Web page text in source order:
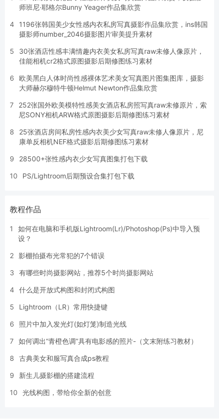
师班尼·耶格尔Bunny Yeager作品集欣赏
4
1196张韩国美少女性感内衣私房写真摄影作品集欣赏，ins韩国
摄影师number_2046摄影图片审美提升素材
5
30张酒店性感丰满情趣内衣美女私房写真raw未修人像原片，
佳能相机cr2格式原图摄影后期修图练习素材
6
欧美黑白人体时尚性感裸体艺术美女写真图片图集图库，摄影
大师赫尔穆特牛顿Helmut Newton作品集欣赏
7
252张国外欧美模特性感美女酒店私房照写真raw未修原片，索
尼SONY相机ARW格式原图摄影后期修图练习素材
8
25张酒店房间私房性感内衣美少女写真raw未修人像原片，尼
康单反相机NEF格式摄影后期修图练习素材
9 28500+张性感内衣少女写真图集打包下载
10 PS/Lightroom后期预设合集打包下载
教程作品
1
如何在电脑和手机版Lightroom(Lr)/Photoshop(Ps)中导入预
设？
2 影棚拍摄布光常犯的7个错误
3 有哪些时尚摄影网站，推荐5个时尚摄影网站
4 什么是开放式构图和封闭式构图
5 Lightroom（LR）常用快捷键
6 照片中加入发光灯(如灯笼)制造光线
7 如何调出“青橙色调”具有电影感的照片-（文末附练习教材）
8 古典美女和服写真合成ps教程
9 新生儿摄影棚的搭建流程
10 光线构图，带给你全新的创意